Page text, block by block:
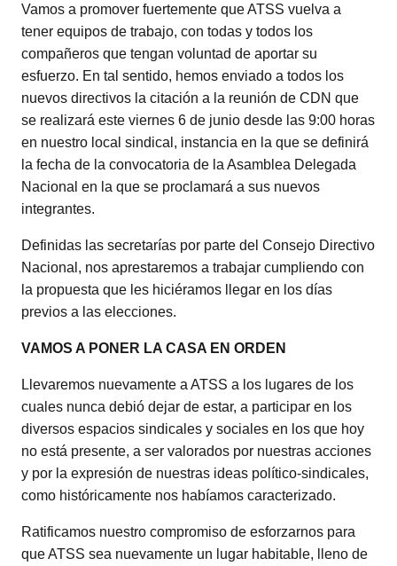
Vamos a promover fuertemente que ATSS vuelva a
tener equipos de trabajo, con todas y todos los
compañeros que tengan voluntad de aportar su
esfuerzo. En tal sentido, hemos enviado a todos los
nuevos directivos la citación a la reunión de CDN que
se realizará este viernes 6 de junio desde las 9:00 horas
en nuestro local sindical, instancia en la que se definirá
la fecha de la convocatoria de la Asamblea Delegada
Nacional en la que se proclamará a sus nuevos
integrantes.
Definidas las secretarías por parte del Consejo Directivo
Nacional, nos aprestaremos a trabajar cumpliendo con
la propuesta que les hiciéramos llegar en los días
previos a las elecciones.
VAMOS A PONER LA CASA EN ORDEN
Llevaremos nuevamente a ATSS a los lugares de los
cuales nunca debió dejar de estar, a participar en los
diversos espacios sindicales y sociales en los que hoy
no está presente, a ser valorados por nuestras acciones
y por la expresión de nuestras ideas político-sindicales,
como históricamente nos habíamos caracterizado.
Ratificamos nuestro compromiso de esforzarnos para
que ATSS sea nuevamente un lugar habitable, lleno de